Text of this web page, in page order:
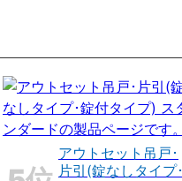
アウトセット吊戸･
片引(錠なしタイプ･